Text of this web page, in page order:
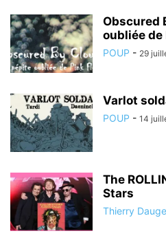
Obscured
oubliée de
POUP - 29
Varlot
POUP - 14
The
Stars
Thierry Dauge